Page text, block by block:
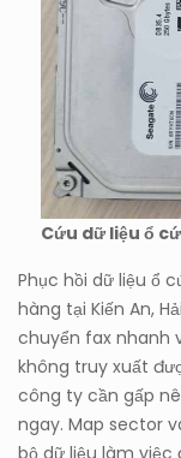
Cứu dữ liệu ổ
Phục hồi dữ liệu ổ
hàng tại Kiến An,
chuyển fax nhanh
không truy xuất
công ty cần gấp
ngay. Map sector